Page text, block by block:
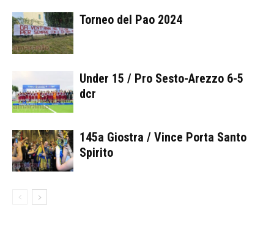
Torneo del Pao 2024
Under 15 / Pro Sesto-Arezzo 6-5
dcr
145a Giostra / Vince Porta Santo
Spirito